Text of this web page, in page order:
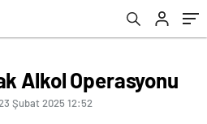
Alkol Operasyonu
Şubat 2025 12:52